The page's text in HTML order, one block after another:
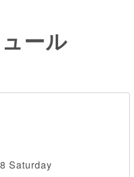
ール
Saturday